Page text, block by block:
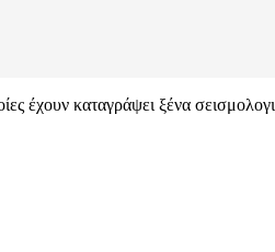
έχουν καταγράψει ξένα